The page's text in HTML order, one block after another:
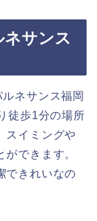
サンス
ネサンス福岡
徒歩1分の場所
スイミングや
できます。
できれいなの